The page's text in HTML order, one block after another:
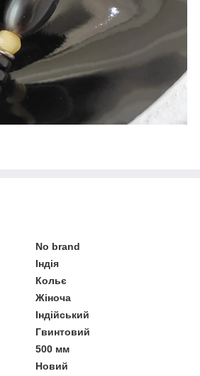
No brand
Індія
Кольє
Жіноча
Індійський
Гвинтовий
500 мм
Новий